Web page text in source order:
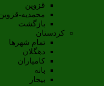
قزوين
محمديه-قزوين
بازگشت
کردستان
تمام شهر‌ها
دهگلان
کامیاران
بانه
بيجار